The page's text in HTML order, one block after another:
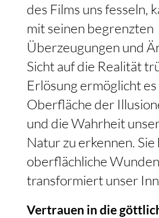
des Films uns fesseln,
mit seinen begrenzten
Überzeugungen und
Sicht auf die Realität
Erlösung ermöglicht
Oberfläche der
und die Wahrheit
Natur zu erkennen.
oberflächliche
transformiert unser
Vertrauen in die